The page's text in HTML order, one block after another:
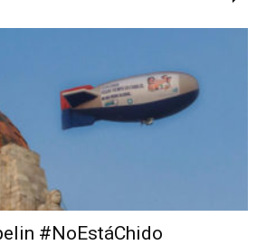
#NoEstáChido